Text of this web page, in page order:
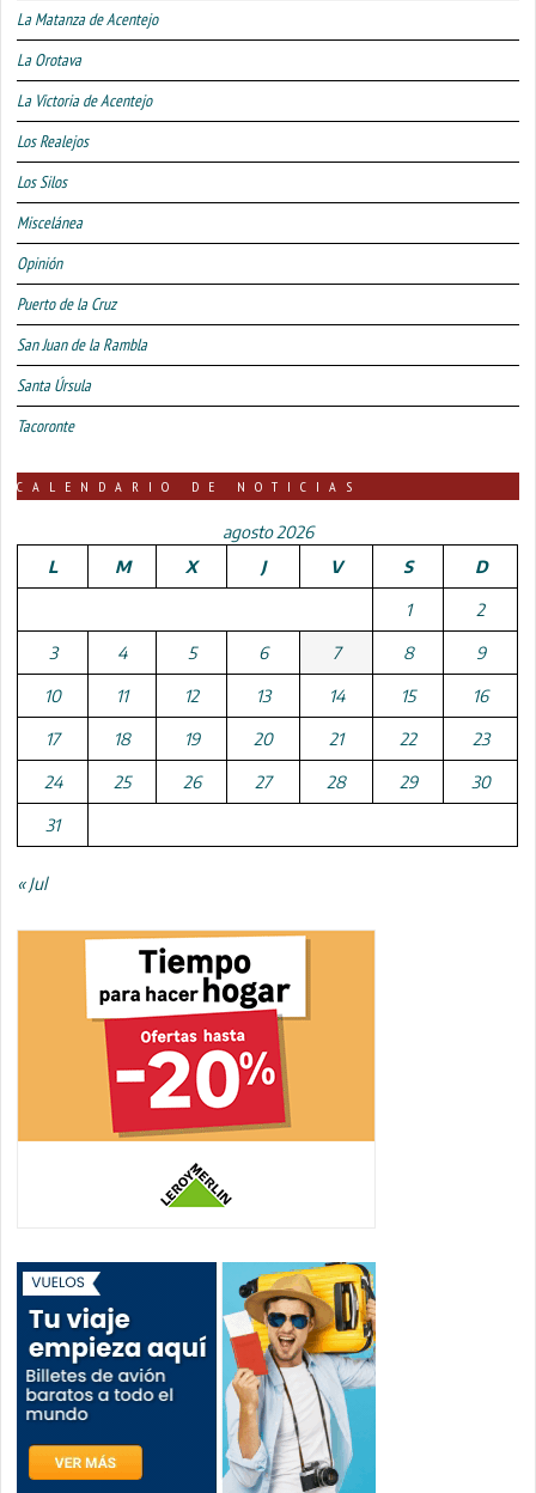
La Matanza de Acentejo
La Orotava
La Victoria de Acentejo
Los Realejos
Los Silos
Miscelánea
Opinión
Puerto de la Cruz
San Juan de la Rambla
Santa Úrsula
Tacoronte
CALENDARIO DE NOTICIAS
agosto 2026
L
M X J V S D
1 2
3 4 5 6 7 8 9
10 11 12 13 14 15 16
17 18 19 20 21 22 23
24 25 26 27 28 29 30
31
« Jul